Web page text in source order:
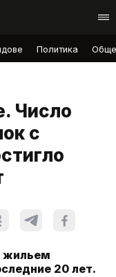
Политика
Число
с
жильем
20 лет.